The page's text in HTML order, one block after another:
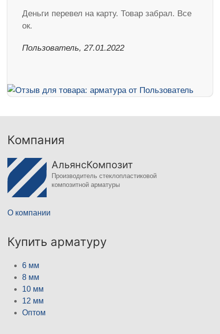
Деньги перевел на карту. Товар забрал. Все
ок.
Пользователь, 27.01.2022
Компания
АльянсКомпозит
Производитель стеклопластиковой
композитной арматуры
О компании
Купить арматуру
6 мм
8 мм
10 мм
12 мм
Оптом